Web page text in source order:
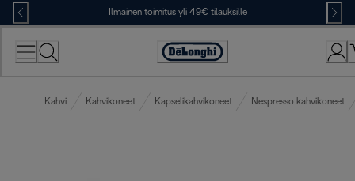
Skip
to
Content
Ilmainen toimitus yli 49€ tilauksille
Accessibility
Kahvi Kahvikoneet Kapselikahvikoneet Nespresso kahvikoneet